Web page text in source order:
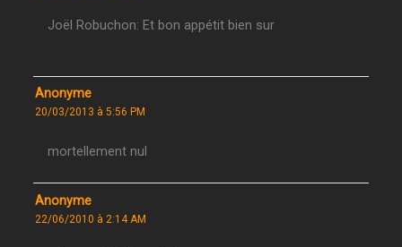
Joël Robuchon: Et bon appétit bien sur
Anonyme
20/03/2013 à 5:56 PM
mortellement nul
Anonyme
22/06/2010 à 2:14 AM